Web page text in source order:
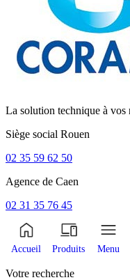
La solution technique à vos
Siège social Rouen
02 35 59 62 50
Agence de Caen
02 31 35 76 45
Accueil Produits Menu
Votre recherche